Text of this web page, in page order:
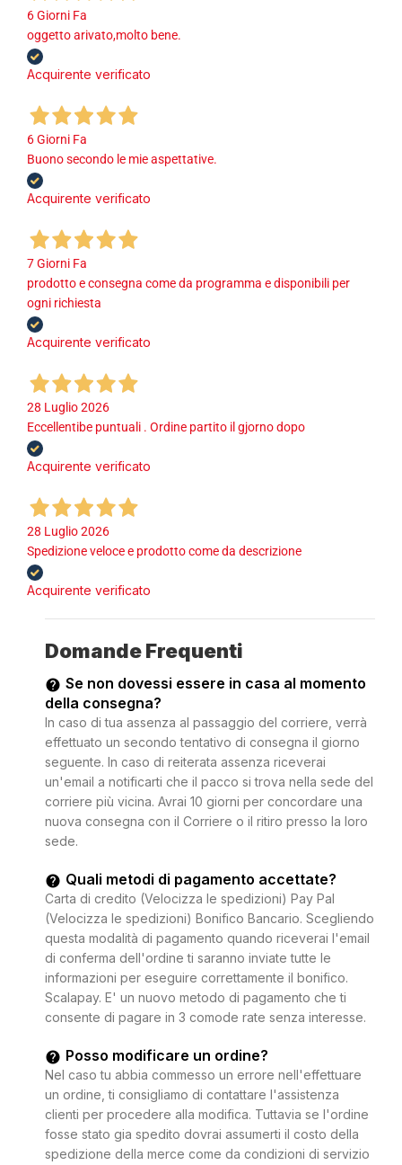
6 Giorni Fa
oggetto arivato,molto bene.
Acquirente verificato
6 Giorni Fa
Buono secondo le mie aspettative.
Acquirente verificato
7 Giorni Fa
prodotto e consegna come da programma e disponibili per
ogni richiesta
Acquirente verificato
28 Luglio 2026
Eccellentibe puntuali . Ordine partito il gjorno dopo
Acquirente verificato
28 Luglio 2026
Spedizione veloce e prodotto come da descrizione
Acquirente verificato
Domande Frequenti
Se non dovessi essere in casa al momento
della consegna?
In caso di tua assenza al passaggio del corriere, verrà
effettuato un secondo tentativo di consegna il giorno
seguente. In caso di reiterata assenza riceverai
un'email a notificarti che il pacco si trova nella sede del
corriere più vicina. Avrai 10 giorni per concordare una
nuova consegna con il Corriere o il ritiro presso la loro
sede.
Quali metodi di pagamento accettate?
Carta di credito (Velocizza le spedizioni) Pay Pal
(Velocizza le spedizioni) Bonifico Bancario. Scegliendo
questa modalità di pagamento quando riceverai l'email
di conferma dell'ordine ti saranno inviate tutte le
informazioni per eseguire correttamente il bonifico.
Scalapay. E' un nuovo metodo di pagamento che ti
consente di pagare in 3 comode rate senza interesse.
Posso modificare un ordine?
Nel caso tu abbia commesso un errore nell'effettuare
un ordine, ti consigliamo di contattare l'assistenza
clienti per procedere alla modifica. Tuttavia se l'ordine
fosse stato gia spedito dovrai assumerti il costo della
spedizione della merce come da condizioni di servizio